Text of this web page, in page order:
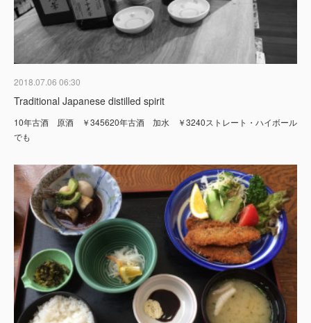
2018.07.06 06:30
Traditional Japanese distilled spirit
10年古酒 原酒 ￥345620年古酒 加水 ￥3240ストレート・ハイボール
でも